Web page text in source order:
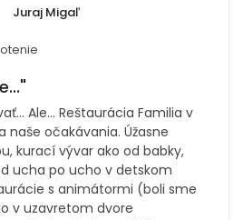
Juraj Migaľ
Ale... Reštaurácia Familia v
naše očakávania. Úžasne
kurací vývar ako od babky,
ucha po ucho v detskom
s animátormi (boli sme
v uzavretom dvore